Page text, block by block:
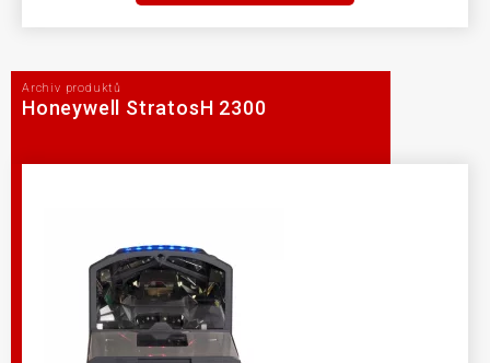
Archiv produktů
Honeywell StratosH 2300